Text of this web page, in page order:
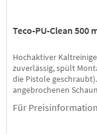
Teco-PU-Clean 500
Hochaktiver
zuverlässig, spült
die Pistole
angebrochenen
Für